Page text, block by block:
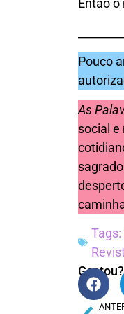
Então
Pouco
As
social
Tags: